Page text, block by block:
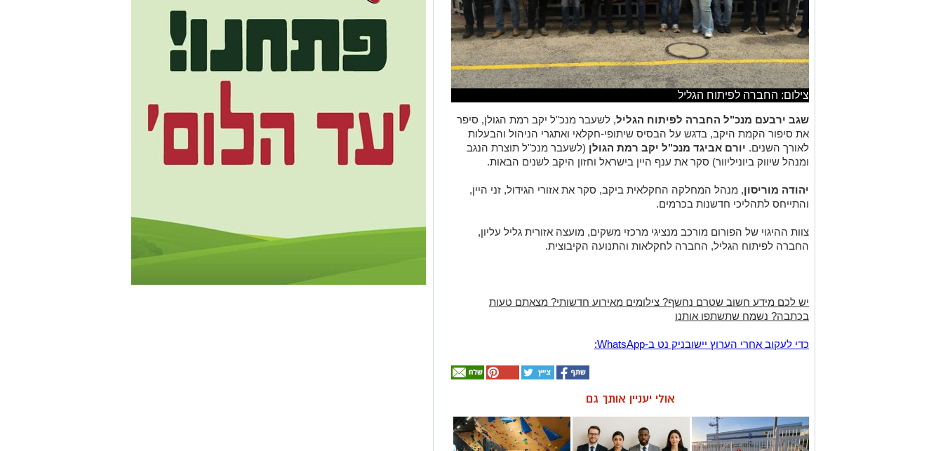
צילום: החברה לפיתוח הגליל
שגב ירבעם מנכ"ל החברה לפיתוח הגליל, לשעבר מנכ"ל יקב רמת הגולן, סיפר
את סיפור הקמת היקב, בדגש על הבסיס שיתופי-חקלאי ואתגרי הניהול והבעלות
לאורך השנים. יורם אביגד מנכ"ל יקב רמת הגולן (לשעבר מנכ"ל תוצרת הנגב
ומנהל שיווק ביוניליוור) סקר את ענף היין בישראל וחזון היקב לשנים הבאות.
יהודה מוריסון, מנהל המחלקה החקלאית ביקב, סקר את אזורי הגידול, זני היין,
והתייחס לתהליכי חדשנות בכרמים.
צוות ההיגוי של הפורום מורכב מנציגי מרכזי משקים, מועצה אזורית גליל עליון,
החברה לפיתוח הגליל, החברה לחקלאות והתנועה הקיבוצית.
יש לכם מידע חשוב שטרם נחשף? צילומים מאירוע חדשותי? מצאתם טעות
בכתבה? נשמח שתשתפו אותנו
‏כדי לעקוב אחרי הערוץ יישובניק נט ב-WhatsApp:‏‏‏
אולי יעניין אותך גם